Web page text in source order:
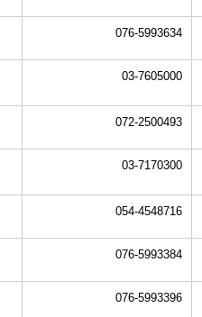
076-5993634
03-7605000
072-2500493
03-7170300
054-4548716
076-5993384
076-5993396